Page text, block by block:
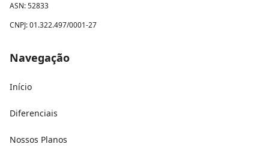
ASN: 52833
CNPJ: 01.322.497/0001-27
Navegação
Início
Diferenciais
Nossos Planos